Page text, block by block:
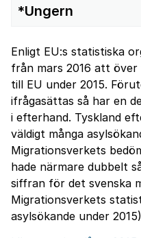
*Ungern
Enligt EU:s statistiska
från mars 2016 att över
till EU under 2015.
ifrågasättas så har en
i efterhand. Tyskland
väldigt många
Migrationsverkets
hade närmare dubbelt
siffran för det svenska
Migrationsverkets
asylsökande under